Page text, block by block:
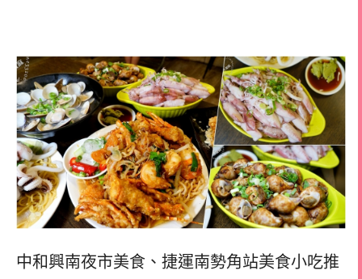
中和興南夜市美食、捷運南勢角站美食小吃推